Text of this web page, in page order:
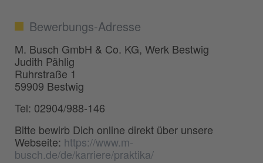
Bewerbungs-Adresse
M. Busch GmbH & Co. KG, Werk Bestwig
Judith Pählig
Ruhrstraße 1
59909 Bestwig
Tel: 02904/988-146
Bitte bewirb Dich online direkt über unsere
Webseite: https://www.m-
busch.de/de/karriere/praktika/